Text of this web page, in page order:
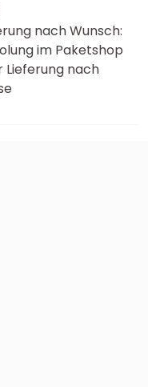
nach Wunsch:
im Paketshop
Lieferung nach